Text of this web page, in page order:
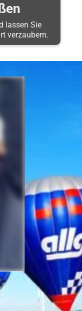
lassen Sie
verzaubern.